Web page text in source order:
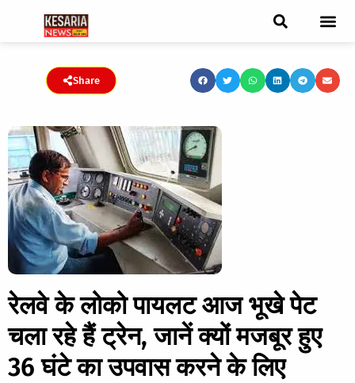
Share
रेलवे के लोको पायलट आज भूखे पेट
चला रहे हैं ट्रेन, जानें क्यों मजबूर हुए
36 घंटे का उपवास करने के लिए